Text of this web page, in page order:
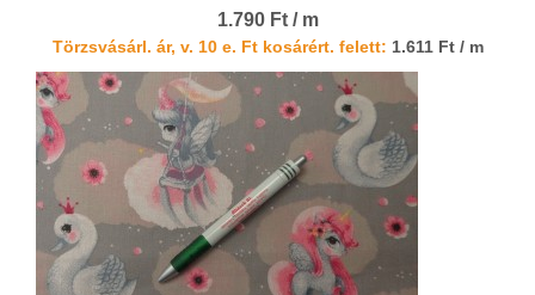
1.790 Ft / m
Törzsvásárl. ár, v. 10 e. Ft kosárért. felett: 1.611 Ft / m